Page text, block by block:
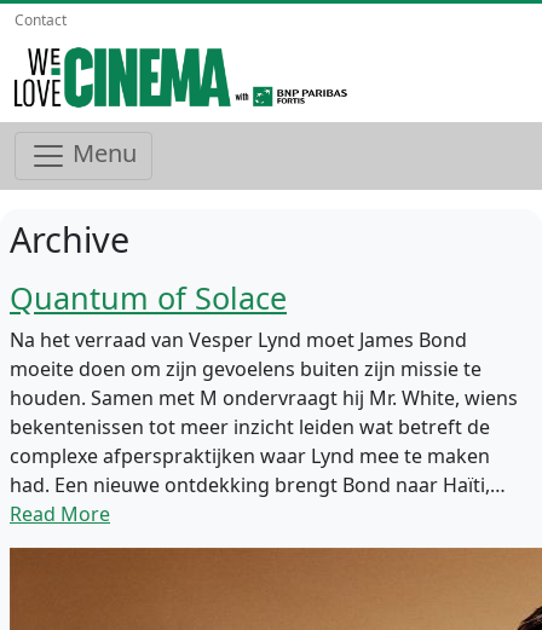
Contact
Menu
Archive
Quantum of Solace
Na het verraad van Vesper Lynd moet James Bond
moeite doen om zijn gevoelens buiten zijn missie te
houden. Samen met M ondervraagt hij Mr. White, wiens
bekentenissen tot meer inzicht leiden wat betreft de
complexe afperspraktijken waar Lynd mee te maken
had. Een nieuwe ontdekking brengt Bond naar Haïti,…
Read More